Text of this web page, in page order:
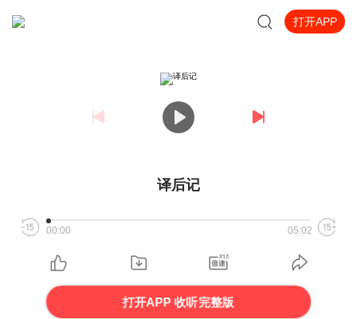
打开APP
译后记
00:00 05:02
打开APP 收听完整版